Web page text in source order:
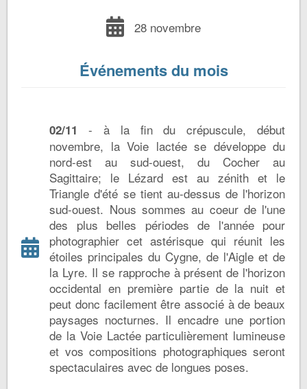
28 novembre
Événements du mois
02/11
- à la fin du crépuscule, début
novembre, la Voie lactée se développe du
nord-est au sud-ouest, du Cocher au
Sagittaire; le Lézard est au zénith et le
Triangle d'été se tient au-dessus de l'horizon
sud-ouest. Nous sommes au coeur de l'une
des plus belles périodes de l'année pour
photographier cet astérisque qui réunit les
étoiles principales du Cygne, de l'Aigle et de
la Lyre. Il se rapproche à présent de l'horizon
occidental en première partie de la nuit et
peut donc facilement être associé à de beaux
paysages nocturnes. Il encadre une portion
de la Voie Lactée particulièrement lumineuse
et vos compositions photographiques seront
spectaculaires avec de longues poses.